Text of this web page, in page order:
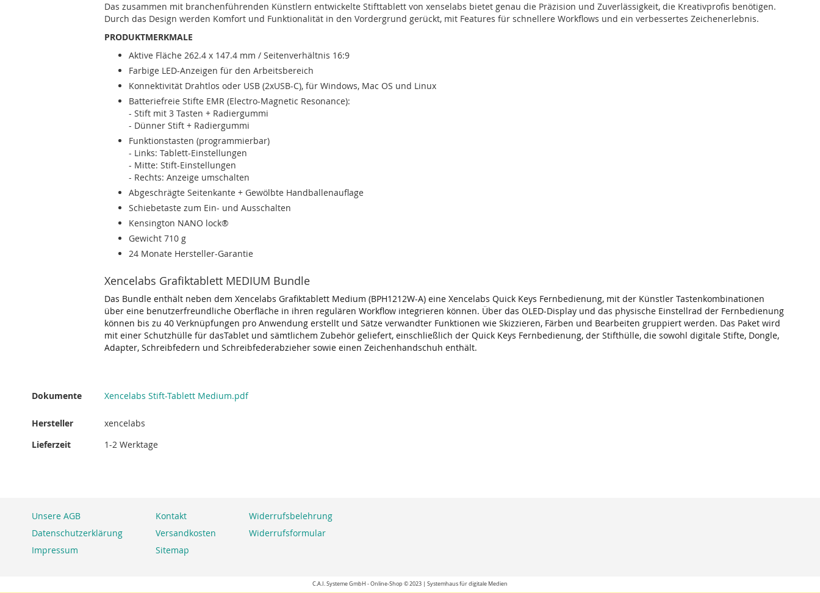
Das zusammen mit branchenführenden Künstlern entwickelte Stifttablett von xenselabs bietet genau die Präzision und Zuverlässigkeit, die Kreativprofis benötigen.
Durch das Design werden Komfort und Funktionalität in den Vordergrund gerückt, mit Features für schnellere Workflows und ein verbessertes Zeichenerlebnis.
PRODUKTMERKMALE
Aktive Fläche 262.4 x 147.4 mm / Seitenverhältnis 16:9
Farbige LED-Anzeigen für den Arbeitsbereich
Konnektivität Drahtlos oder USB (2xUSB-C), für Windows, Mac OS und Linux
Batteriefreie Stifte EMR (Electro-Magnetic Resonance):
- Stift mit 3 Tasten + Radiergummi
- Dünner Stift + Radiergummi
Funktionstasten (programmierbar)
- Links: Tablett-Einstellungen
- Mitte: Stift-Einstellungen
- Rechts: Anzeige umschalten
Abgeschrägte Seitenkante + Gewölbte Handballenauflage
Schiebetaste zum Ein- und Ausschalten
Kensington NANO lock®
Gewicht 710 g
24 Monate Hersteller-Garantie
Xencelabs Grafiktablett MEDIUM Bundle
Das Bundle enthält neben dem Xencelabs Grafiktablett Medium (BPH1212W-A) eine Xencelabs Quick Keys Fernbedienung, mit der Künstler Tastenkombinationen
über eine benutzerfreundliche Oberfläche in ihren regulären Workflow integrieren können. Über das OLED-Display und das physische Einstellrad der Fernbedienung
können bis zu 40 Verknüpfungen pro Anwendung erstellt und Sätze verwandter Funktionen wie Skizzieren, Färben und Bearbeiten gruppiert werden. Das Paket wird
mit einer Schutzhülle für dasTablet und sämtlichem Zubehör geliefert, einschließlich der Quick Keys Fernbedienung, der Stifthülle, die sowohl digitale Stifte, Dongle,
Adapter, Schreibfedern und Schreibfederabzieher sowie einen Zeichenhandschuh enthält.
Dokumente Xencelabs Stift-Tablett Medium.pdf
Hersteller
xencelabs
Lieferzeit
1-2 Werktage
Unsere AGB
Datenschutzerklärung
Impressum
Kontakt
Versandkosten
Sitemap
Widerrufsbelehrung
Widerrufsformular
C.A.I. Systeme GmbH - Online-Shop © 2023 | Systemhaus für digitale Medien